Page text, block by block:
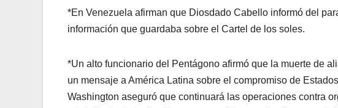
*En Venezuela afirman que Diosdado Cabello informó del
información que guardaba sobre el Cartel de los soles.
*Un alto funcionario del Pentágono afirmó que la muerte de
un mensaje a América Latina sobre el compromiso de
Washington aseguró que continuará las operaciones contra